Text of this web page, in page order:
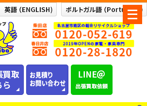
メ
ニ
ュ
ー